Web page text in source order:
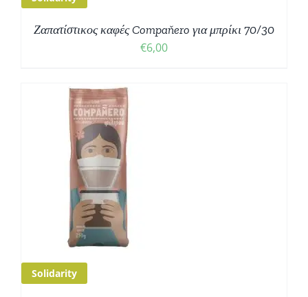
Ζαπατίστικος καφές Compaňero για μπρίκι 70/30
€6,00
Solidarity